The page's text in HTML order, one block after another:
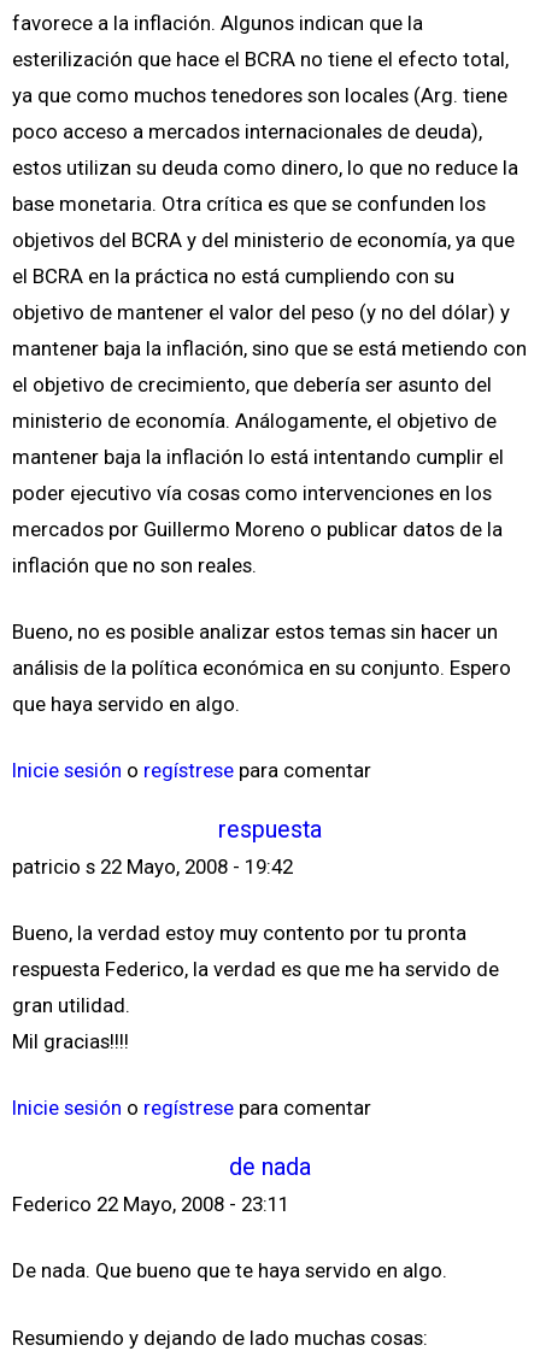
favorece a la inflación. Algunos indican que la
esterilización que hace el BCRA no tiene el efecto total,
ya que como muchos tenedores son locales (Arg. tiene
poco acceso a mercados internacionales de deuda),
estos utilizan su deuda como dinero, lo que no reduce la
base monetaria. Otra crítica es que se confunden los
objetivos del BCRA y del ministerio de economía, ya que
el BCRA en la práctica no está cumpliendo con su
objetivo de mantener el valor del peso (y no del dólar) y
mantener baja la inflación, sino que se está metiendo con
el objetivo de crecimiento, que debería ser asunto del
ministerio de economía. Análogamente, el objetivo de
mantener baja la inflación lo está intentando cumplir el
poder ejecutivo vía cosas como intervenciones en los
mercados por Guillermo Moreno o publicar datos de la
inflación que no son reales.
Bueno, no es posible analizar estos temas sin hacer un
análisis de la política económica en su conjunto. Espero
que haya servido en algo.
Inicie sesión o regístrese para comentar
respuesta
patricio s 22 Mayo, 2008 - 19:42
Bueno, la verdad estoy muy contento por tu pronta
respuesta Federico, la verdad es que me ha servido de
gran utilidad.
Mil gracias!!!!
Inicie sesión o regístrese para comentar
de nada
Federico 22 Mayo, 2008 - 23:11
De nada. Que bueno que te haya servido en algo.
Resumiendo y dejando de lado muchas cosas: